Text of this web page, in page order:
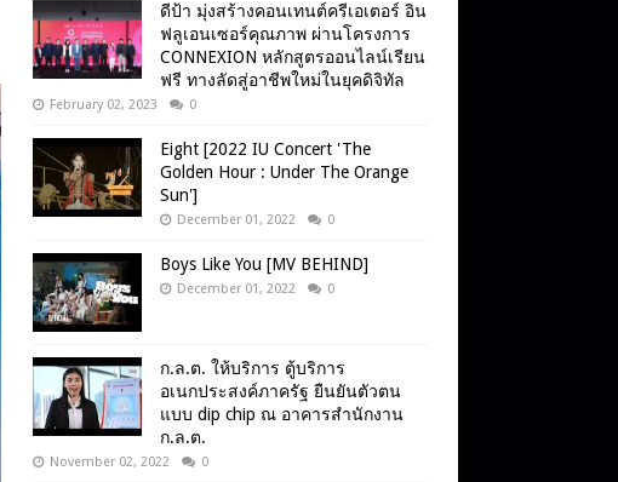
ดีป้า มุ่งสร้างคอนเทนต์ครีเอเตอร์ อิน
ฟลูเอนเซอร์คุณภาพ ผ่านโครงการ
CONNEXION หลักสูตรออนไลน์เรียน
ฟรี ทางลัดสู่อาชีพใหม่ในยุคดิจิทัล
February 02, 2023 0
Eight [2022 IU Concert 'The
Golden Hour : Under The Orange
Sun']
December 01, 2022 0
Boys Like You [MV BEHIND]
December 01, 2022 0
ก.ล.ต. ให้บริการ ตู้บริการ
อเนกประสงค์ภาครัฐ ยืนยันตัวตน
แบบ dip chip ณ อาคารสำนักงาน
ก.ล.ต.
November 02, 2022 0